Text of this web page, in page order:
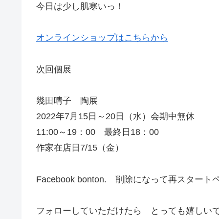
今日は少し肌寒いっ！
オンラインショップはこちらから
次回個展
幾田晴子 陶展
2022年7月15日～20日（水）会期中無休
11:00～19：00 最終日18：00
作家在店日7/15（金）
Facebook bonton. 削除になって再スタート
フォローしていただけたら とっても嬉しい